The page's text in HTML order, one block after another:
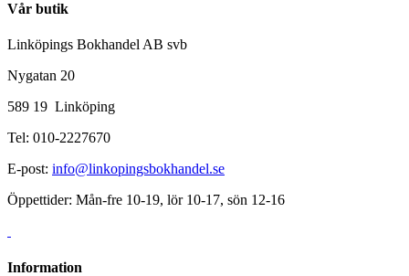
Vår butik
Linköpings Bokhandel AB svb
Nygatan 20
589 19 Linköping
Tel: 010-2227670
E-post: info@linkopingsbokhandel.se
Öppettider: Mån-fre 10-19, lör 10-17, sön 12-16
Information